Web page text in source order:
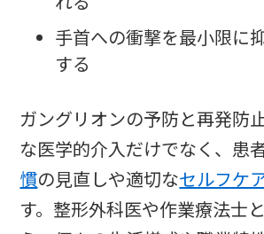
手首への衝撃を最小限に
する
ガングリオンの予防と再発防
な医学的介入だけでなく、患
慣の見直しや適切なセルフケ
す。整形外科医や作業療法士